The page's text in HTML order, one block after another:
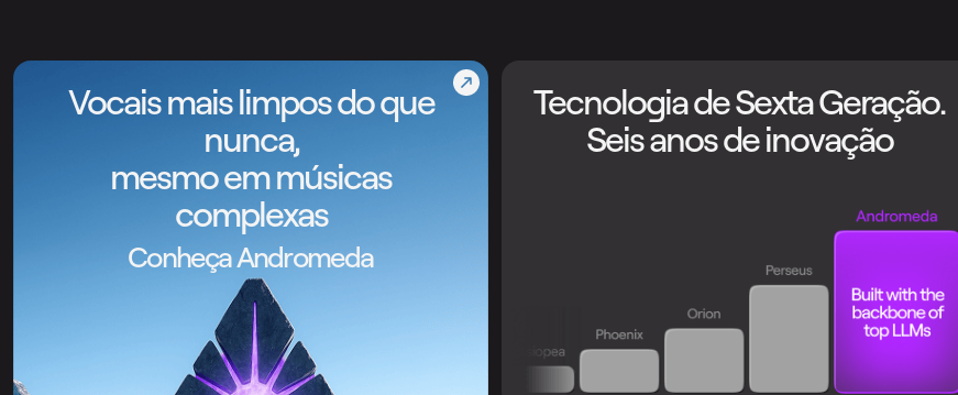
Vocais mais limpos do que
nunca,
mesmo em músicas
complexas
Conheça Andromeda
Tecnologia de Sexta Geração.
Seis anos de inovação